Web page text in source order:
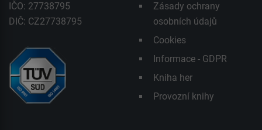
IČO: 27738795
DIČ: CZ27738795
Zásady ochrany
osobních údajů
Cookies
Informace - GDPR
Kniha her
Provozní knihy